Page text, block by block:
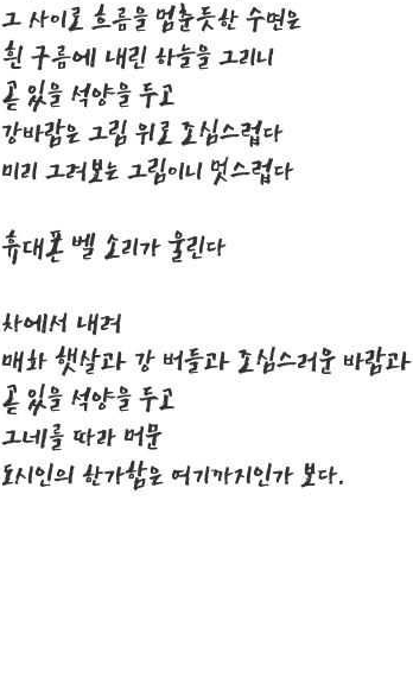
그 사이로 흐름을 멈춘듯한 수면은
흰 구름에 내린 하늘을 그리니
곧 있을 석양을 두고
강바람은 그림 위로 조심스럽다
미리 그려보는 그림이니 멋스럽다
휴대폰 벨 소리가 울린다
차에서 내려
매화 햇살과 강 버들과 조심스러운 바람과
곧 있을 석양을 두고
그네를 따라 머문
도시인의 한가함은 여기까지인가 보다.